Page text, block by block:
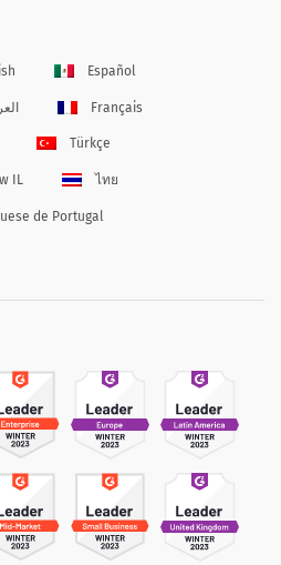
Español
Français
Türkçe
IL ไทย
de Portugal